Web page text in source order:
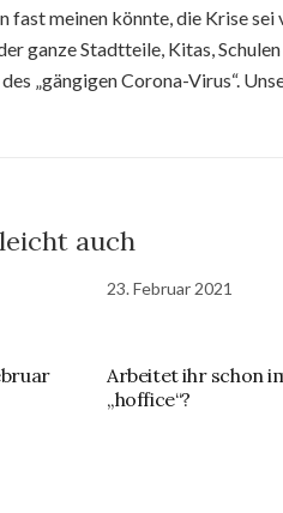
fast meinen könnte, die Krise
ganze Stadtteile, Kitas,
„gängigen Corona-Virus“.
auch
23. Februar 2021
Arbeitet ihr schon
„hoffice“?